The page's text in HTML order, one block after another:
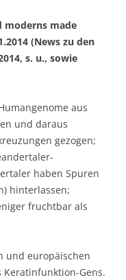
moderns made
(News zu den
s. u., sowie
aus
und daraus
gezogen;
haben Spuren
hinterlassen;
fruchtbar als
und europäischen
Keratinfunktion-Gens.